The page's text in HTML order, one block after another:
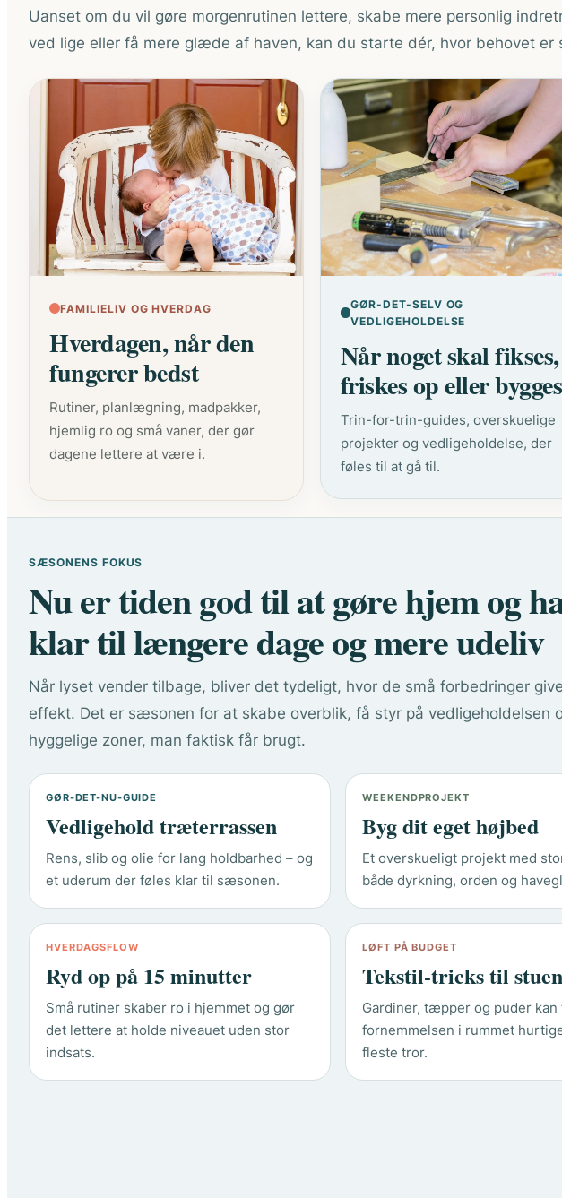
Uanset om du vil gøre morgenrutinen lettere, skabe mere personlig
ved lige eller få mere glæde af haven, kan du starte dér, hvor behovet er
FAMILIELIV OG HVERDAG
Hverdagen, når den
fungerer bedst
Rutiner, planlægning, madpakker,
hjemlig ro og små vaner, der gør
dagene lettere at være i.
GØR-DET-SELV OG
VEDLIGEHOLDELSE
Når noget skal fikses,
friskes op eller bygges
Trin-for-trin-guides, overskuelige
projekter og vedligeholdelse, der
føles til at gå til.
SÆSONENS FOKUS
Nu er tiden god til at gøre hjem og
klar til længere dage og mere udeliv
Når lyset vender tilbage, bliver det tydeligt, hvor de små forbedringer
effekt. Det er sæsonen for at skabe overblik, få styr på vedligeholdelsen
hyggelige zoner, man faktisk får brugt.
GØR-DET-NU-GUIDE
Vedligehold træterrassen
Rens, slib og olie for lang holdbarhed – og
et uderum der føles klar til sæsonen.
WEEKENDPROJEKT
Byg dit eget højbed
Et overskueligt projekt med
både dyrkning, orden og
HVERDAGSFLOW
Ryd op på 15 minutter
Små rutiner skaber ro i hjemmet og gør
det lettere at holde niveauet uden stor
indsats.
LØFT PÅ BUDGET
Tekstil-tricks til stuen
Gardiner, tæpper og puder kan
fornemmelsen i rummet
fleste tror.